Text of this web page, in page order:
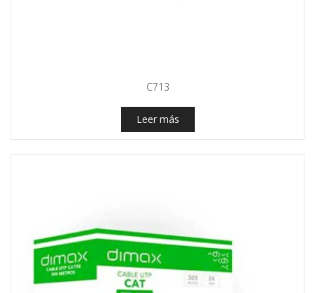
C713
Leer más